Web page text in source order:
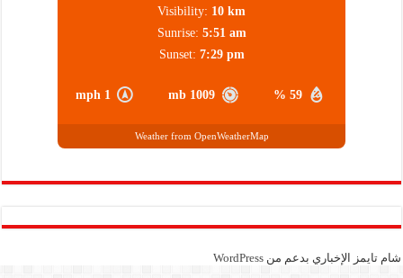
59 %
1009 mb
1 mph
Visibility: 10 km
Sunrise: 5:51 am
Sunset: 7:29 pm
Weather from OpenWeatherMap
شام تايمز الإخباري بدعم منWordPress